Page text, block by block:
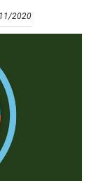
2020